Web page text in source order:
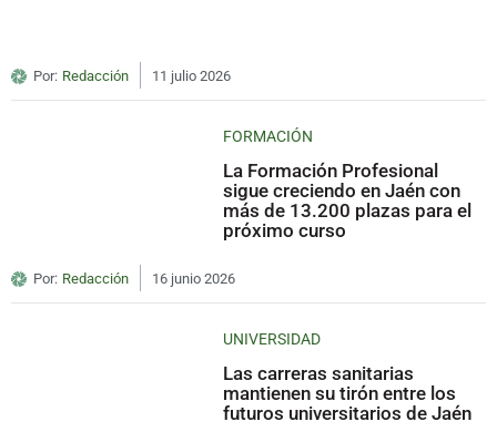
Por: Redacción 11 julio 2026
FORMACIÓN
La Formación Profesional
sigue creciendo en Jaén con
más de 13.200 plazas para el
próximo curso
Por: Redacción 16 junio 2026
UNIVERSIDAD
Las carreras sanitarias
mantienen su tirón entre los
futuros universitarios de Jaén